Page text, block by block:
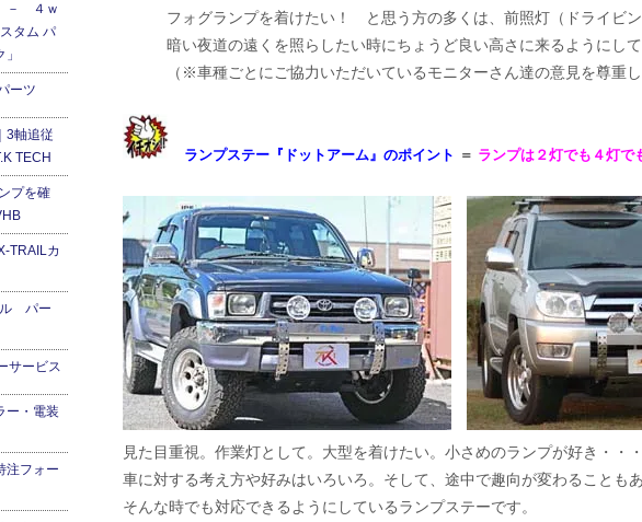
フォグランプを着けたい！ と思う方の多くは、前照灯（ドライビ
暗い夜道の遠くを照らしたい時にちょうど良い高さに来るように
（※車種ごとにご協力いただいているモニターさん達の意見を尊重
ランプステー『ドットアーム』のポイント ＝ ランプは２灯でも４灯で
見た目重視。作業灯として。大型を着けたい。小さめのランプが好き・・
車に対する考え方や好みはいろいろ。そして、途中で趣向が変わることも
そんな時でも対応できるようにしているランプステーです。
－ ４ｗ
タム パ
ーツ
3軸追従
TECH
プを確
TRAILカ
ル パー
サービス
ー・電装
注フォー